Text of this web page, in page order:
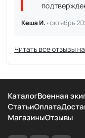
Кеша И. ·октябрь
Читать все отзывы
КаталогВоенная
СтатьиОплата
МагазиныОтзывы